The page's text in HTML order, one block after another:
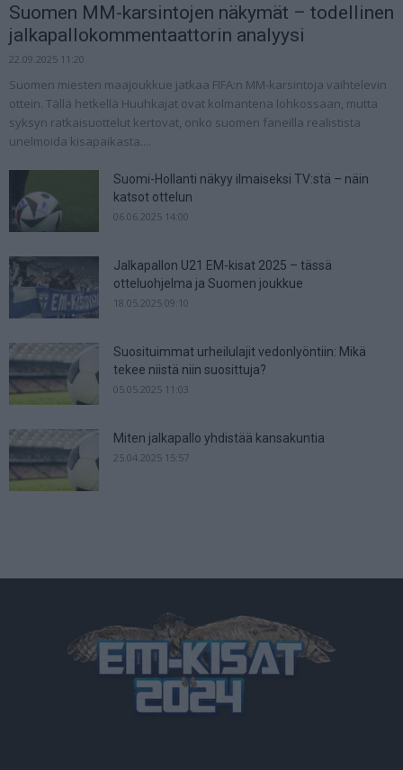
Suomen MM-karsintojen näkymät – todellinen
jalkapallokommentaattorin analyysi
22.09.2025 11:20
Suomen miesten maajoukkue jatkaa FIFA:n MM-karsintoja vaihtelevin
ottein. Tällä hetkellä Huuhkajat ovat kolmantena lohkossaan, mutta
syksyn ratkaisuottelut kertovat, onko suomen faneilla realistista
unelmoida kisapaikasta....
Suomi-Hollanti näkyy ilmaiseksi TV:stä – näin
katsot ottelun
06.06.2025 14:00
Jalkapallon U21 EM-kisat 2025 – tässä
otteluohjelma ja Suomen joukkue
18.05.2025 09:10
Suosituimmat urheilulajit vedonlyöntiin: Mikä
tekee niistä niin suosittuja?
05.05.2025 11:03
Miten jalkapallo yhdistää kansakuntia
25.04.2025 15:57